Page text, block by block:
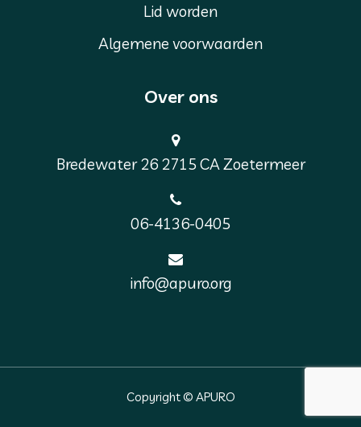
Lid worden
Algemene voorwaarden
Over ons
Bredewater 26 2715 CA Zoetermeer
06-4136-0405
info@apuro.org
Copyright © APURO